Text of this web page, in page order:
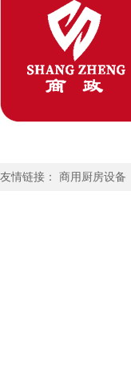
友情链接： 商用厨房设备